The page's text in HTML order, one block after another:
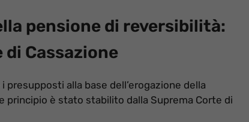
pensione di reversibilità:
Cassazione
alla base dell’erogazione della
principio è stato stabilito dalla Suprema Corte di